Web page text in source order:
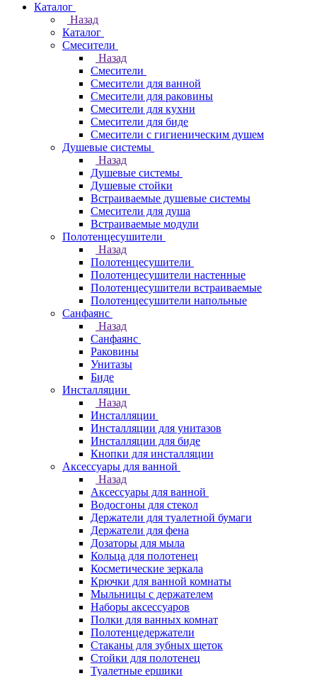
Каталог
Назад
Каталог
Смесители
Назад
Смесители
Смесители для ванной
Смесители для раковины
Смесители для кухни
Смесители для биде
Смесители с гигиеническим душем
Душевые системы
Назад
Душевые системы
Душевые стойки
Встраиваемые душевые системы
Смесители для душа
Встраиваемые модули
Полотенцесушители
Назад
Полотенцесушители
Полотенцесушители настенные
Полотенцесушители встраиваемые
Полотенцесушители напольные
Санфаянс
Назад
Санфаянс
Раковины
Унитазы
Биде
Инсталляции
Назад
Инсталляции
Инсталляции для унитазов
Инсталляции для биде
Кнопки для инсталляции
Аксессуары для ванной
Назад
Аксессуары для ванной
Водосгоны для стекол
Держатели для туалетной бумаги
Держатели для фена
Дозаторы для мыла
Кольца для полотенец
Косметические зеркала
Крючки для ванной комнаты
Мыльницы с держателем
Наборы аксессуаров
Полки для ванных комнат
Полотенцедержатели
Стаканы для зубных щеток
Стойки для полотенец
Туалетные ершики